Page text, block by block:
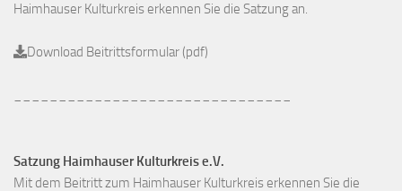
Haimhauser Kulturkreis erkennen Sie die Satzung an.
Download Beitrittsformular (pdf)
Satzung Haimhauser Kulturkreis e.V.
Mit dem Beitritt zum Haimhauser Kulturkreis erkennen Sie die